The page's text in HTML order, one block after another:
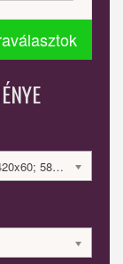
Típus: Meleg vizes rendszerre; Méret: 1800x420x60; 584 Watt; 542016 Ft